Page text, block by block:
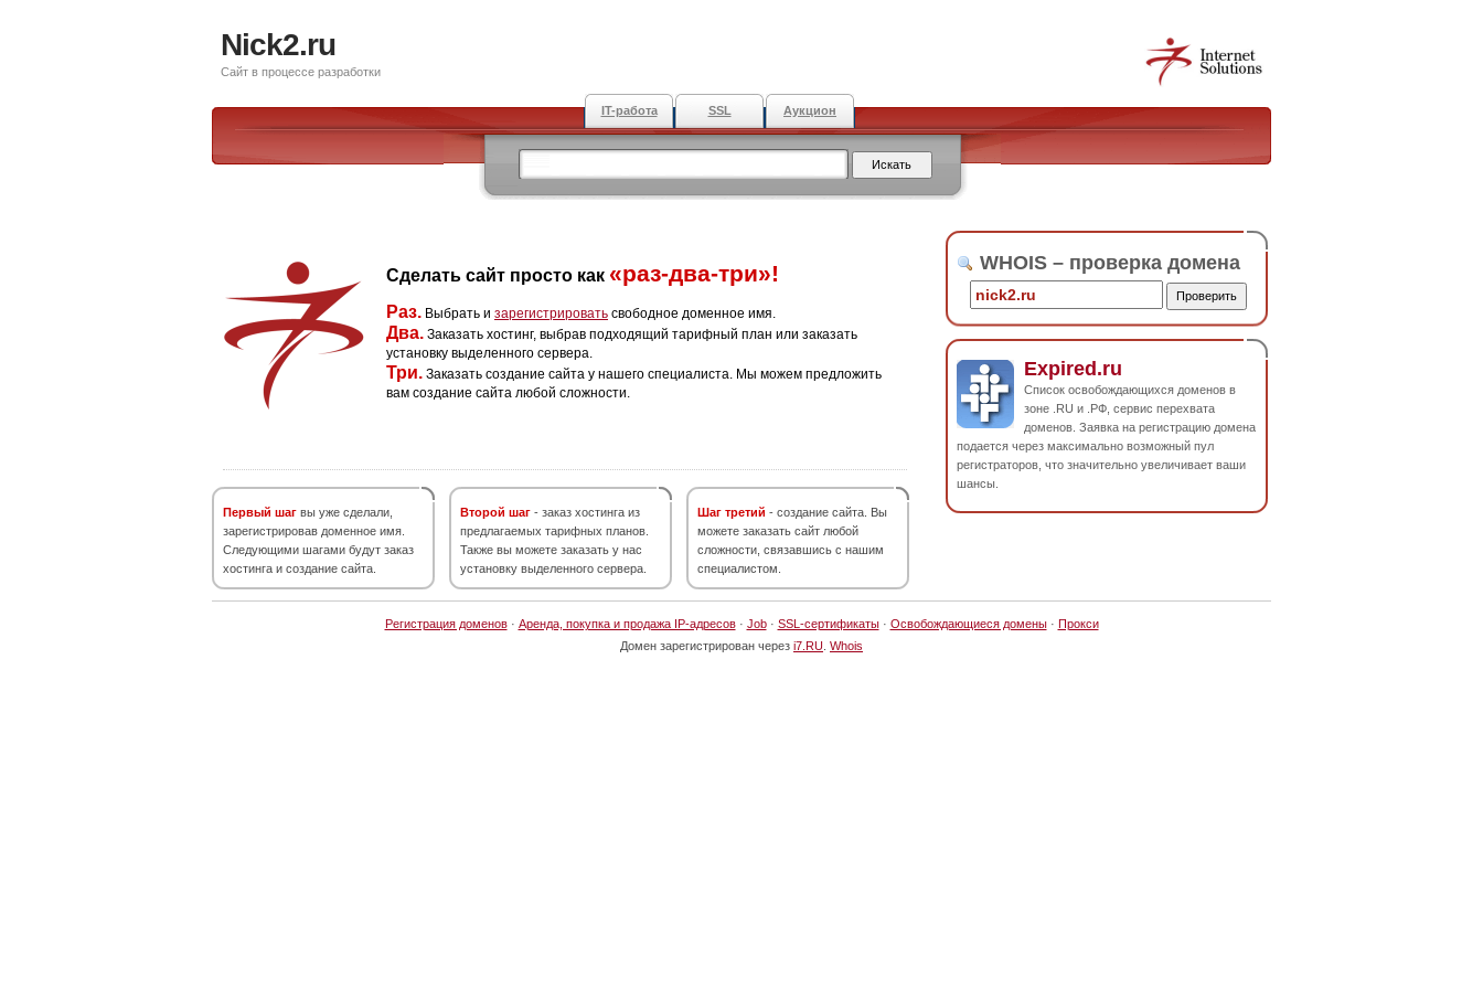
Nick2.ru
Сайт в процессе разработки
IT-работа SSL Аукцион
Сделать сайт просто как «раз-два-три»!
Раз. Выбрать и зарегистрировать свободное доменное имя.
Два. Заказать хостинг, выбрав подходящий тарифный план или заказать
установку выделенного сервера.
Три. Заказать создание сайта у нашего специалиста. Мы можем предложить
вам создание сайта любой сложности.
Первый шаг вы уже сделали,
зарегистрировав доменное имя.
Следующими шагами будут заказ
хостинга и создание сайта.
Второй шаг - заказ хостинга из
предлагаемых тарифных планов.
Также вы можете заказать у нас
установку выделенного сервера.
Шаг третий - создание сайта. Вы
можете заказать сайт любой
сложности, связавшись с нашим
специалистом.
WHOIS – проверка домена
Expired.ru
Список освобождающихся доменов в
зоне .RU и .РФ, сервис перехвата
доменов. Заявка на регистрацию домена
подается через максимально возможный пул
регистраторов, что значительно увеличивает ваши
шансы.
Регистрация доменов· Аренда, покупка и продажа IP-адресов· Job· SSL-сертификаты· Освобождающиеся домены· Прокси
Домен зарегистрирован через i7.RU Whois